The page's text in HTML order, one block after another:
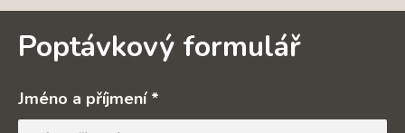
Poptávkový formulář
Jméno a příjmení *